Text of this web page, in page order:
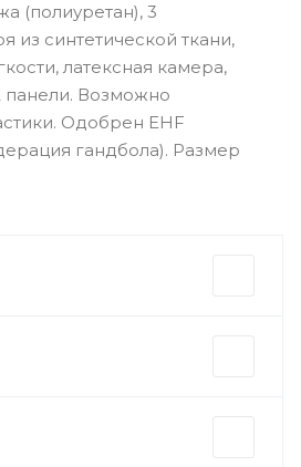
(полиуретан), 3
из синтетической ткани,
латексная камера,
панели. Возможно
Одобрен EHF
гандбола). Размер